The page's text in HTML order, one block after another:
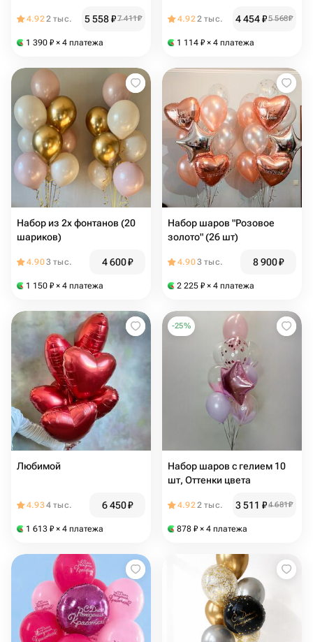
4.922 тыс. 5 558₽7 411₽
1 390 ₽ × 4 платежа
4.922 тыс. 4 454₽5 568₽
1 114 ₽ × 4 платежа
Набор из 2х фонтанов (20
шариков)
4.903 тыс. 4 600₽
1 150 ₽ × 4 платежа
Набор шаров "Розовое
золото" (26 шт)
4.903 тыс. 8 900₽
2 225 ₽ × 4 платежа
Любимой
4.934 тыс. 6 450₽
1 613 ₽ × 4 платежа
-25%
Набор шаров с гелием 10
шт, Оттенки цвета
4.922 тыс. 3 511 ₽4 681₽
878 ₽ × 4 платежа